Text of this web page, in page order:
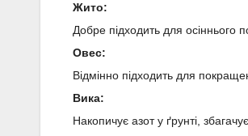
Жито:
Добре підходить для осіннього
Овес:
Відмінно підходить для
Вика:
Накопичує азот у ґрунті,